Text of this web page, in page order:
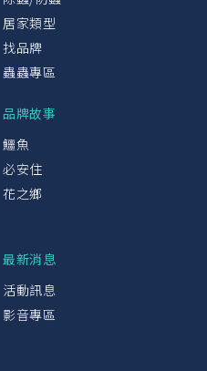
居家類型
找品牌
蟲蟲專區
品牌故事
鱷魚
必安住
花之鄉
最新消息
活動訊息
影音專區